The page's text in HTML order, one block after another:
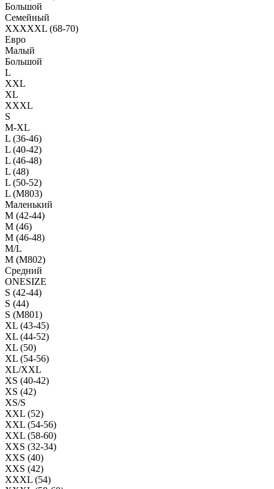
Большой
Семейный
XXXXXL (68-70)
Евро
Малый
Большой
L
XXL
XL
XXXL
S
M-XL
L (36-46)
L (40-42)
L (46-48)
L (48)
L (50-52)
L (M803)
Маленький
М (42-44)
M (46)
M (46-48)
M/L
M (M802)
Средний
ONESIZE
S (42-44)
S (44)
S (M801)
XL (43-45)
XL (44-52)
XL (50)
XL (54-56)
XL/XXL
XS (40-42)
XS (42)
XS/S
XXL (52)
XXL (54-56)
XXL (58-60)
XXS (32-34)
XXS (40)
XXS (42)
XXXL (54)